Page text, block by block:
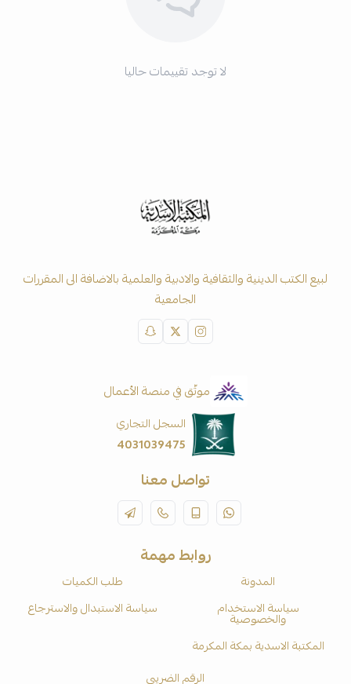
لا توجد تقييمات حاليا
لبيع الكتب الدينية والثقافية والادبية والعلمية بالاضافة الى المقررات
الجامعية
موثّق في منصة الأعمال
السجل التجاري
4031039475
تواصل معنا
روابط مهمة
المدونة
طلب الكميات
سياسة الاستخدام
والخصوصية
سياسة الاستبدال والاسترجاع
المكتبة الاسدية بمكة المكرمة
الرقم الضريبي